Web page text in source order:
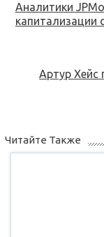
Navigation
Аналитики
капитализации
Артур Хейс
Читайте Также